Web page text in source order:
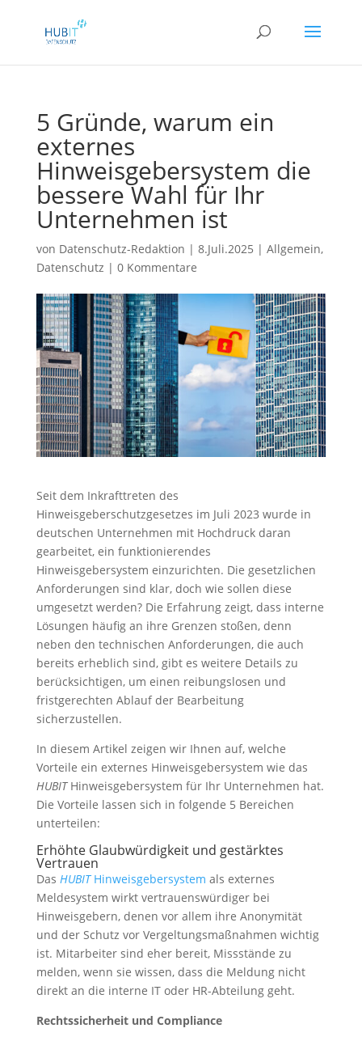
5 Gründe, warum ein
externes
Hinweisgebersystem die
bessere Wahl für Ihr
Unternehmen ist
von Datenschutz-Redaktion | 8.Juli.2025 | Allgemein,
Datenschutz | 0 Kommentare
Seit dem Inkrafttreten des
Hinweisgeberschutzgesetzes im Juli 2023 wurde in
deutschen Unternehmen mit Hochdruck daran
gearbeitet, ein funktionierendes
Hinweisgebersystem einzurichten. Die gesetzlichen
Anforderungen sind klar, doch wie sollen diese
umgesetzt werden? Die Erfahrung zeigt, dass interne
Lösungen häufig an ihre Grenzen stoßen, denn
neben den technischen Anforderungen, die auch
bereits erheblich sind, gibt es weitere Details zu
berücksichtigen, um einen reibungslosen und
fristgerechten Ablauf der Bearbeitung
sicherzustellen.
In diesem Artikel zeigen wir Ihnen auf, welche
Vorteile ein externes Hinweisgebersystem wie das
HUBITHinweisgebersystem für Ihr Unternehmen hat.
Die Vorteile lassen sich in folgende 5 Bereichen
unterteilen:
Erhöhte Glaubwürdigkeit und gestärktes
Vertrauen
Das HUBITHinweisgebersystem als externes
Meldesystem wirkt vertrauenswürdiger bei
Hinweisgebern, denen vor allem ihre Anonymität
und der Schutz vor Vergeltungsmaßnahmen wichtig
ist. Mitarbeiter sind eher bereit, Missstände zu
melden, wenn sie wissen, dass die Meldung nicht
direkt an die interne IT oder HR-Abteilung geht.
Rechtssicherheit und Compliance